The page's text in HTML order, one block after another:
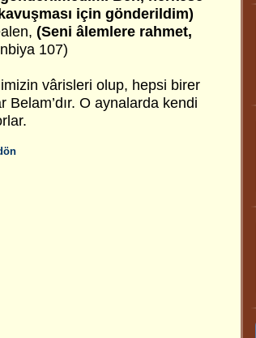
için gönderildim)
(Seni âlemlere rahmet,
107)
vârisleri olup, hepsi birer
O aynalarda kendi